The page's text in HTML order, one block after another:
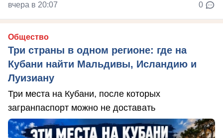
вчера в 20:07 0
Общество
Три страны в одном регионе: где на
Кубани найти Мальдивы, Исландию и
Луизиану
Три места на Кубани, после которых
загранпаспорт можно не доставать